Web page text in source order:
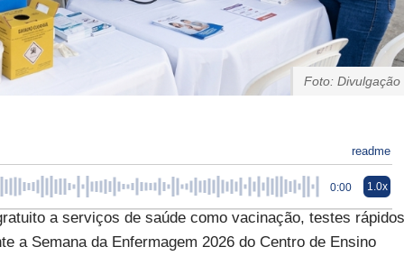
Foto: Divulgação
readme
0:00 1.0x
a serviços de saúde como vacinação, testes
a Semana da Enfermagem 2026 do Centro de Ensino